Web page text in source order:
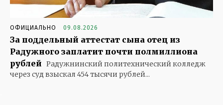
ОФИЦИАЛЬНО 09.08.2026
За поддельный аттестат сына отец из
Радужного заплатит почти полмиллиона
рублей Радужнинский политехнический колледж
через суд взыскал 454 тысячи рублей...